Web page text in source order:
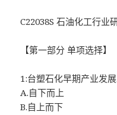
C22038S 石油化工行业
【第一部分 单项选择】
1:台塑石化早期产业发
A.自下而上
B.自上而下